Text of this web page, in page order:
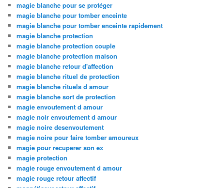
magie blanche pour se protéger
magie blanche pour tomber enceinte
magie blanche pour tomber enceinte rapidement
magie blanche protection
magie blanche protection couple
magie blanche protection maison
magie blanche retour d'affection
magie blanche rituel de protection
magie blanche rituels d amour
magie blanche sort de protection
magie envoutement d amour
magie noir envoutement d amour
magie noire desenvoutement
magie noire pour faire tomber amoureux
magie pour recuperer son ex
magie protection
magie rouge envoutement d amour
magie rouge retour affectif